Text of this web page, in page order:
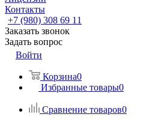
Контакты
+7 (980) 308 69 11
Заказать звонок
Задать вопрос
Войти
Корзина0
Избранные товары0
Сравнение товаров0